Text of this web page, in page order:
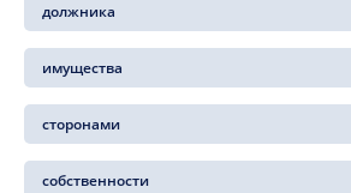
должника
имущества
сторонами
собственности